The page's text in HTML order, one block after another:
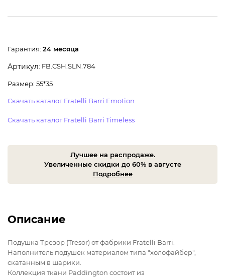
Гарантия: 24 месяца
Артикул: FB.CSH.SLN.784
Размер: 55*35
Скачать каталог Fratelli Barri Emotion
Скачать каталог Fratelli Barri Timeless
Лучшее на распродаже.
Увеличенные скидки до 60% в августе
Подробнее
Описание
Подушка Трезор (Tresor) от фабрики Fratelli Barri.
Наполнитель подушек материалом типа "холофайбер",
скатанным в шарики.
Коллекция ткани Paddington состоит из